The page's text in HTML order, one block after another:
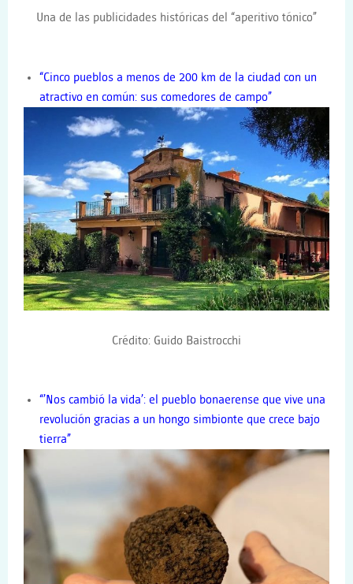
Una de las publicidades históricas del “aperitivo tónico”
“Cinco pueblos a menos de 200 km de la ciudad con un
atractivo en común: sus comedores de campo”
Crédito: Guido Baistrocchi
“’Nos cambió la vida’: el pueblo bonaerense que vive una
revolución gracias a un hongo simbionte que crece bajo
tierra”